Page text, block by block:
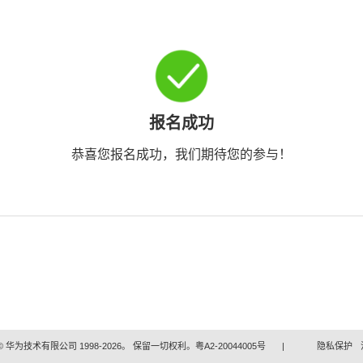
报名成功
恭喜您报名成功，我们期待您的参与！
华为技术有限公司 1998-2026。 保留一切权利。粤A2-20044005号 | 隐私保护